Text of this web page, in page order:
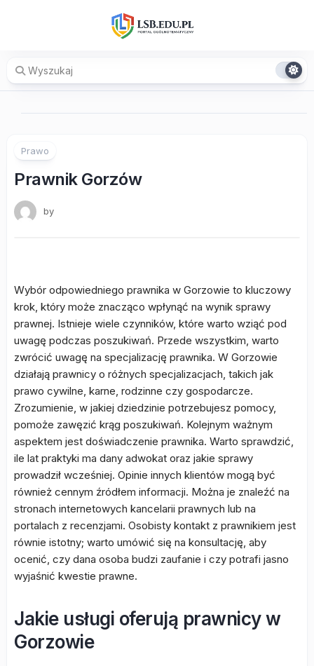
Prawo
Prawnik Gorzów
by
Wybór odpowiedniego prawnika w Gorzowie to kluczowy
krok, który może znacząco wpłynąć na wynik sprawy
prawnej. Istnieje wiele czynników, które warto wziąć pod
uwagę podczas poszukiwań. Przede wszystkim, warto
zwrócić uwagę na specjalizację prawnika. W Gorzowie
działają prawnicy o różnych specjalizacjach, takich jak
prawo cywilne, karne, rodzinne czy gospodarcze.
Zrozumienie, w jakiej dziedzinie potrzebujesz pomocy,
pomoże zawęzić krąg poszukiwań. Kolejnym ważnym
aspektem jest doświadczenie prawnika. Warto sprawdzić,
ile lat praktyki ma dany adwokat oraz jakie sprawy
prowadził wcześniej. Opinie innych klientów mogą być
również cennym źródłem informacji. Można je znaleźć na
stronach internetowych kancelarii prawnych lub na
portalach z recenzjami. Osobisty kontakt z prawnikiem jest
równie istotny; warto umówić się na konsultację, aby
ocenić, czy dana osoba budzi zaufanie i czy potrafi jasno
wyjaśnić kwestie prawne.
Jakie usługi oferują prawnicy w
Gorzowie